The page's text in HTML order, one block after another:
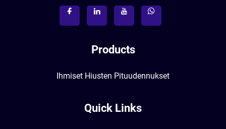
Products
Ihmiset Hiusten Pituudennukset
Quick Links